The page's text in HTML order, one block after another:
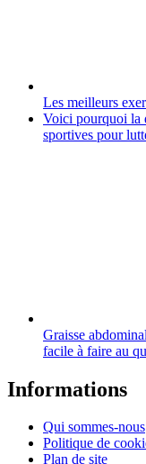
Les meilleurs
Voici pourquoi la
sportives pour
Graisse
facile à faire au
Informations
Qui sommes-nous
Politique de
Plan de site